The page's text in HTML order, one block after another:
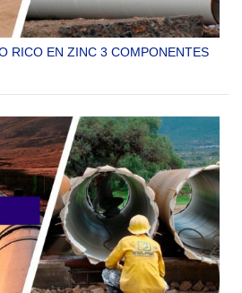
RICO EN ZINC 3 COMPONENTES